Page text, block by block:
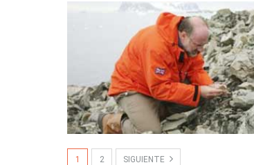
1 2 SIGUIENTE